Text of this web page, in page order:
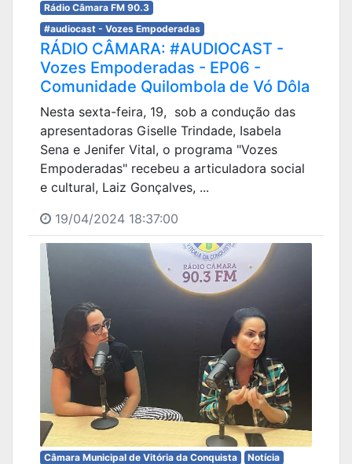
Rádio Câmara FM 90.3
#audiocast - Vozes Empoderadas
RÁDIO CÂMARA: #AUDIOCAST -
Vozes Empoderadas - EP06 -
Comunidade Quilombola de Vó Dôla
Nesta sexta-feira, 19, sob a condução das
apresentadoras Giselle Trindade, Isabela
Sena e Jenifer Vital, o programa "Vozes
Empoderadas" recebeu a articuladora social
e cultural, Laiz Gonçalves, ...
19/04/2024 18:37:00
Câmara Municipal de Vitória da Conquista
Notícia